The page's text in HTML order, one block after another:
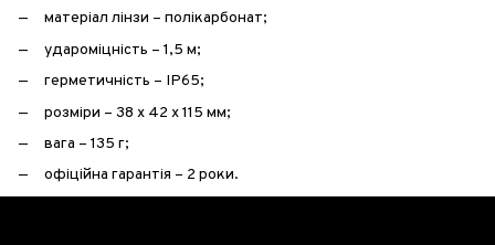
матеріал лінзи – полікарбонат;
удароміцність – 1,5 м;
герметичність – IP65;
розміри – 38 х 42 х 115 мм;
вага – 135 г;
офіційна гарантія – 2 роки.